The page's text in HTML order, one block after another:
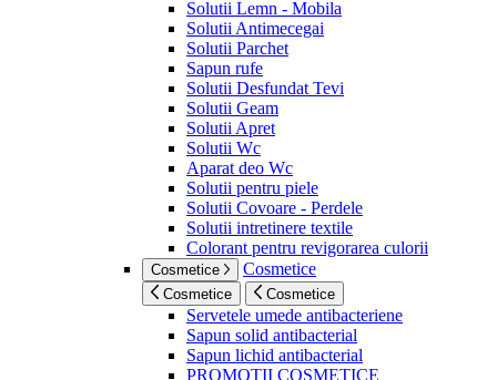
Solutii Lemn - Mobila
Solutii Antimecegai
Solutii Parchet
Sapun rufe
Solutii Desfundat Tevi
Solutii Geam
Solutii Apret
Solutii Wc
Aparat deo Wc
Solutii pentru piele
Solutii Covoare - Perdele
Solutii intretinere textile
Colorant pentru revigorarea culorii
Cosmetice Cosmetice
Cosmetice Cosmetice
Servetele umede antibacteriene
Sapun solid antibacterial
Sapun lichid antibacterial
PROMOTII COSMETICE